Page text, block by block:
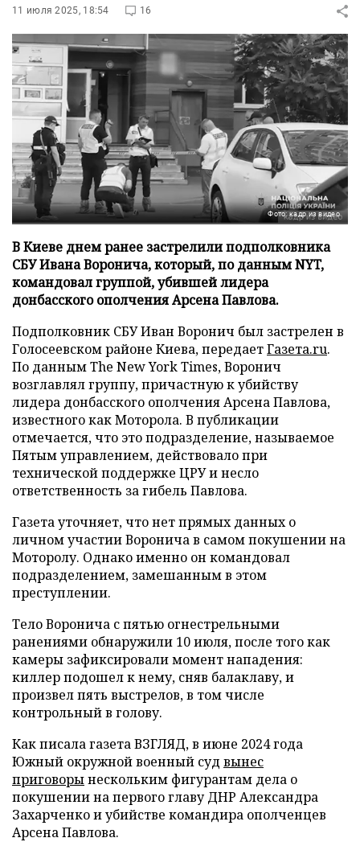
11 июля 2025, 18:54 16
Фото: кадр из видео
В Киеве днем ранее застрелили подполковника
СБУ Ивана Воронича, который, по данным NYT,
командовал группой, убившей лидера
донбасского ополчения Арсена Павлова.
Подполковник СБУ Иван Воронич был застрелен в
Голосеевском районе Киева, передаетГазета.ru.
По данным The New York Times, Воронич
возглавлял группу, причастную к убийству
лидера донбасского ополчения Арсена Павлова,
известного как Моторола. В публикации
отмечается, что это подразделение, называемое
Пятым управлением, действовало при
технической поддержке ЦРУ и несло
ответственность за гибель Павлова.
Газета уточняет, что нет прямых данных о
личном участии Воронича в самом покушении на
Моторолу. Однако именно он командовал
подразделением, замешанным в этом
преступлении.
Тело Воронича с пятью огнестрельными
ранениями обнаружили 10 июля, после того как
камеры зафиксировали момент нападения:
киллер подошел к нему, сняв балаклаву, и
произвел пять выстрелов, в том числе
контрольный в голову.
Как писала газета ВЗГЛЯД, в июне 2024 года
Южный окружной военный суд вынес
приговорынескольким фигурантам дела о
покушении на первого главу ДНР Александра
Захарченко и убийстве командира ополченцев
Арсена Павлова.